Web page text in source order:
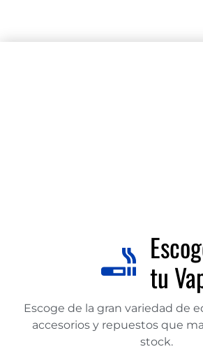
tu
Escoge de la gran variedad de
accesorios y repuestos que
stock.